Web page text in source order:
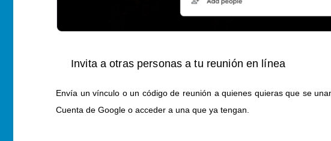
Invita a otras personas a tu reunión en línea
Envía un vínculo o un código de reunión a quienes quieras que se
Cuenta de Google o acceder a una que ya tengan.